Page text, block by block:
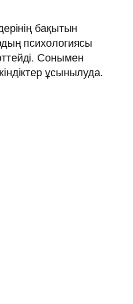
бақытын
психологиясы
Сонымен
ұсынылуда.